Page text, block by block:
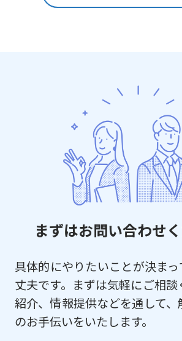
まずはお問い合わせ
具体的にやりたいことが決ま
丈夫です。まずは気軽にご相
紹介、情報提供などを通して
のお手伝いをいたします。